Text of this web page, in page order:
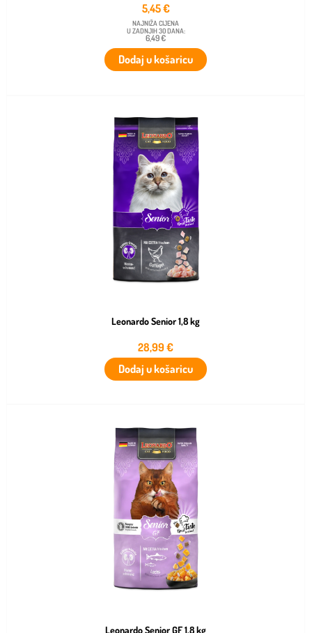
5,45€
NAJNIŽA CIJENA
U ZADNJIH 30 DANA:
6,49 €
Dodaj u košaricu
Leonardo Senior 1,8 kg
28,99€
Dodaj u košaricu
Leonardo Senior GF 1,8 kg